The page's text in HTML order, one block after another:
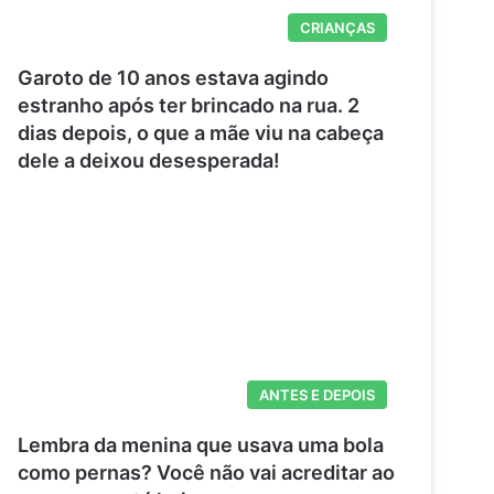
CRIANÇAS
Garoto de 10 anos estava agindo
estranho após ter brincado na rua. 2
dias depois, o que a mãe viu na cabeça
dele a deixou desesperada!
ANTES E DEPOIS
Lembra da menina que usava uma bola
como pernas? Você não vai acreditar ao